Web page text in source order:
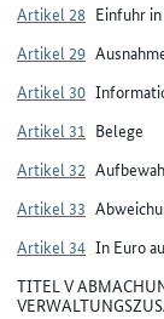
Artikel 28 Einfuhr
Artikel 29
Artikel 30
Artikel 31 Belege
Artikel 32
Artikel 33
Artikel 34 In Euro
TITEL V